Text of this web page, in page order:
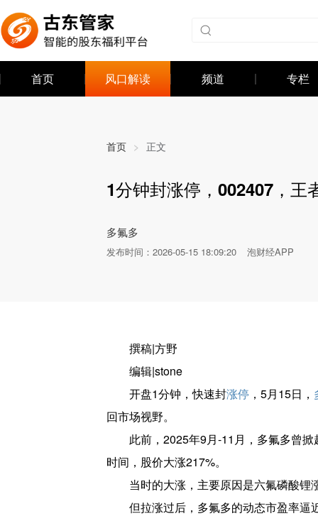
首页 风口解读 频道 专栏
首页 > 正文
1分钟封涨停，002407，王
发布时间： 2026-05-15 18:09:20 泡财经APP
撰稿|方野
编辑|stone
开盘1分钟，快速封涨停 ，5月15日，
回市场视野。
此前，2025年9月-11月，多氟多曾
时间，股价大涨217%。
当时的大涨，主要原因是六氟磷酸锂
但拉涨过后，多氟多的动态市盈率